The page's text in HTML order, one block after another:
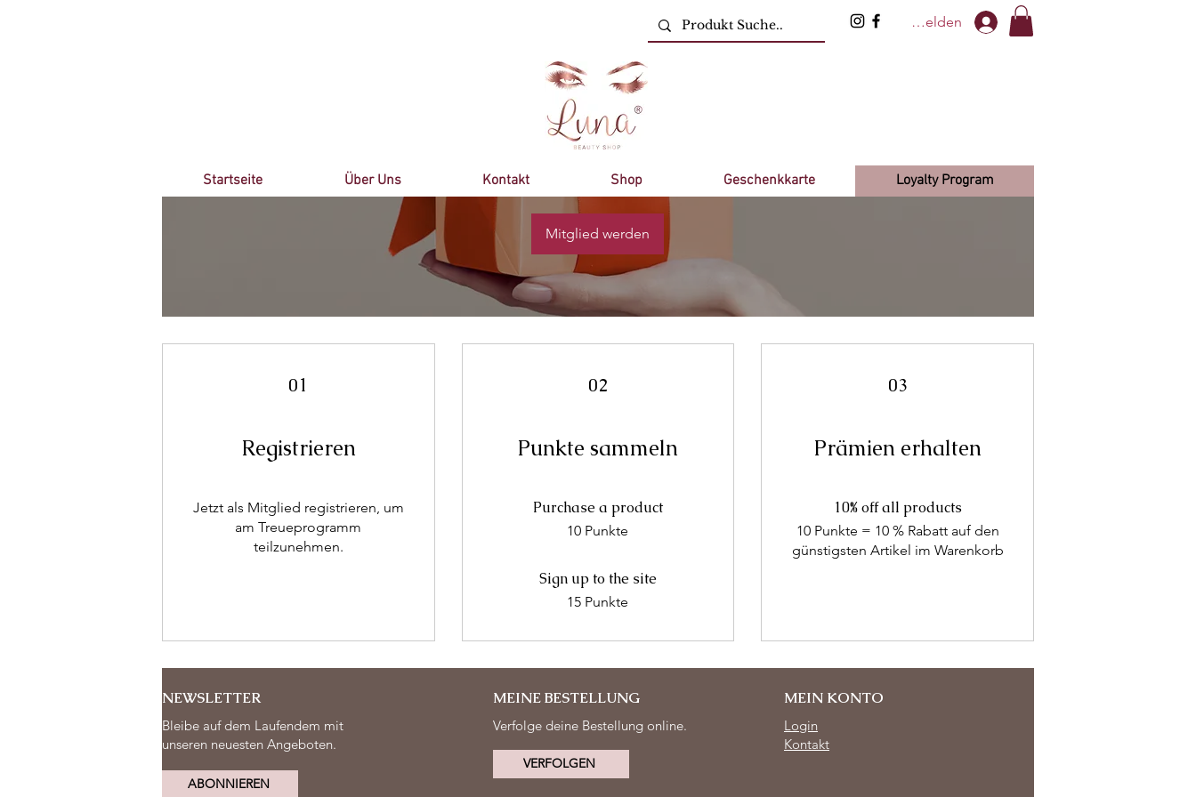
Anmelden
Loyalty Program
Punkte sammeln und Prämien erhalten
Mitglied werden
01
Registrieren
Jetzt als Mitglied registrieren, um
am Treueprogramm
teilzunehmen.
02
Punkte sammeln
Purchase a product
10 Punkte
Sign up to the site
15 Punkte
03
Prämien erhalten
10% off all products
10 Punkte = 10 % Rabatt auf den
günstigsten Artikel im Warenkorb
Startseite Über Uns Kontakt Shop Geschenkkarte Loyalty Program
NEWSLETTER
Bleibe auf dem Laufendem mit
unseren neuesten Angeboten.
ABONNIEREN
MEINE BESTELLUNG
Verfolge deine Bestellung online.
VERFOLGEN
MEIN KONTO
Login
Kontakt